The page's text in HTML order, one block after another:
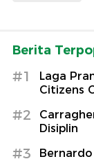
Berita
#1
Laga
Citizens
#2
Disiplin
#3